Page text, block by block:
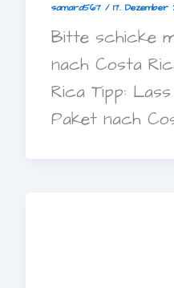
samara567 / 17. Dezember
Bitte schicke
nach Costa
Rica Tipp:
Paket nach